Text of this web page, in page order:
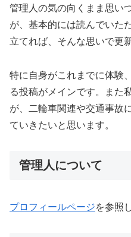
管理人の気の向くまま思い
が、基本的には読んでいた
立てれば、そんな思いで更
特に自身がこれまでに体験
る投稿がメインです。また
が、二輪車関連や交通事故
ていきたいと思います。
管理人について
プロフィールページを参照